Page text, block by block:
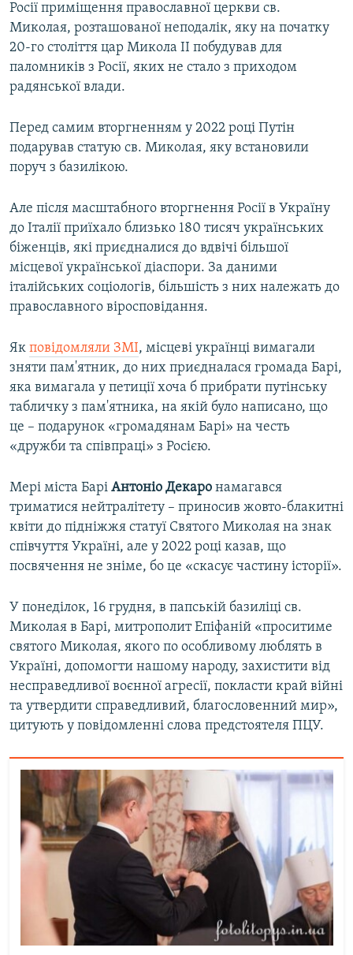
Росії приміщення православної церкви св.
Миколая, розташованої неподалік, яку на початку
20-го століття цар Микола ІІ побудував для
паломників з Росії, яких не стало з приходом
радянської влади.
Перед самим вторгненням у 2022 році Путін
подарував статую св. Миколая, яку встановили
поруч з базилікою.
Але після масштабного вторгнення Росії в Україну
до Італії приїхало близько 180 тисяч українських
біженців, які приєдналися до вдвічі більшої
місцевої української діаспори. За даними
італійських соціологів, більшість з них належать до
православного віросповідання.
Як повідомляли ЗМІ, місцеві українці вимагали
зняти пам'ятник, до них приєдналася громада Барі,
яка вимагала у петиції хоча б прибрати путінську
табличку з пам'ятника, на якій було написано, що
це – подарунок «громадянам Барі» на честь
«дружби та співпраці» з Росією.
Мері міста Барі Антоніо Декаро намагався
триматися нейтралітету – приносив жовто-блакитні
квіти до підніжжя статуї Святого Миколая на знак
співчуття Україні, але у 2022 році казав, що
посвячення не зніме, бо це «скасує частину історії».
У понеділок, 16 грудня, в папській базиліці св.
Миколая в Барі, митрополит Епіфаній «проситиме
святого Миколая, якого по особливому люблять в
Україні, допомогти нашому народу, захистити від
несправедливої воєнної агресії, покласти край війні
та утвердити справедливий, благословенний мир»,
цитують у повідомленні слова предстоятеля ПЦУ.